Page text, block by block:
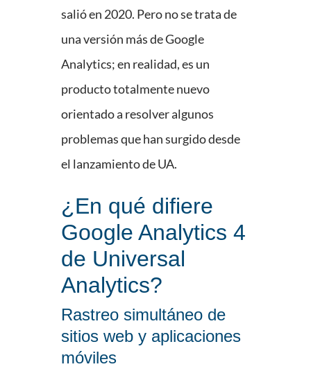
salió en 2020. Pero no se trata de
una versión más de Google
Analytics; en realidad, es un
producto totalmente nuevo
orientado a resolver algunos
problemas que han surgido desde
el lanzamiento de UA.
¿En qué difiere
Google Analytics 4
de Universal
Analytics?
Rastreo simultáneo de
sitios web y aplicaciones
móviles